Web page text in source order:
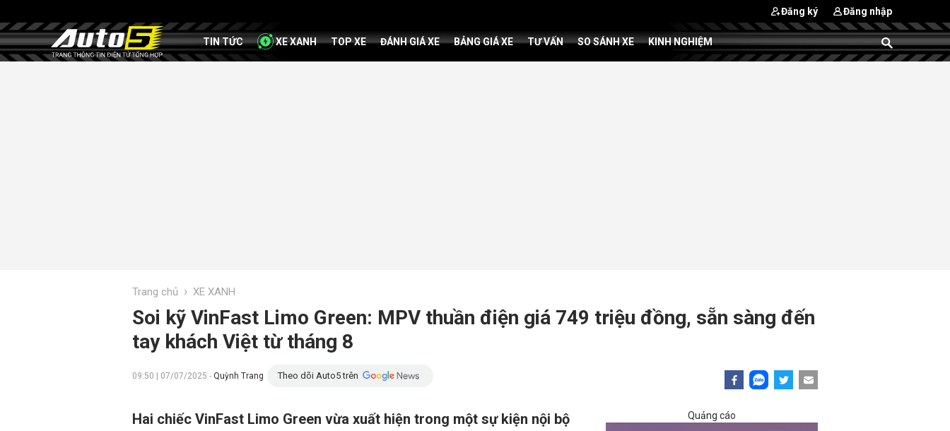
Đăng ký Đăng nhập
TIN TỨC XE XANH TOP XE ĐÁNH GIÁ XE BẢNG GIÁ XE TƯ VẤN SO SÁNH XE KINH NGHIỆM
Trang chủ › XE XANH
Soi kỹ VinFast Limo Green: MPV thuần điện giá 749 triệu đồng, sẵn sàng đến
tay khách Việt từ tháng 8
09:50 | 07/07/2025 - Quỳnh Trang Theo dõi Auto5 trên
Hai chiếc VinFast Limo Green vừa xuất hiện trong một sự kiện nội bộ
Quảng cáo